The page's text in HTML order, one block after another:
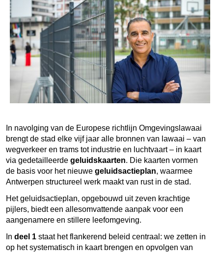
In navolging van de Europese richtlijn Omgevingslawaai
brengt de stad elke vijf jaar alle bronnen van lawaai – van
wegverkeer en trams tot industrie en luchtvaart – in kaart
via gedetailleerde geluidskaarten. Die kaarten vormen
de basis voor het nieuwe geluidsactieplan, waarmee
Antwerpen structureel werk maakt van rust in de stad.
Het geluidsactieplan, opgebouwd uit zeven krachtige
pijlers, biedt een allesomvattende aanpak voor een
aangenamere en stillere leefomgeving.
In deel 1 staat het flankerend beleid centraal: we zetten in
op het systematisch in kaart brengen en opvolgen van